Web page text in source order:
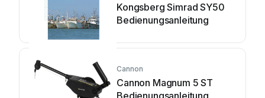
Kongsberg Simrad SY50
Bedienungsanleitung
Cannon
Cannon Magnum 5 ST
Bedienungsanleitung